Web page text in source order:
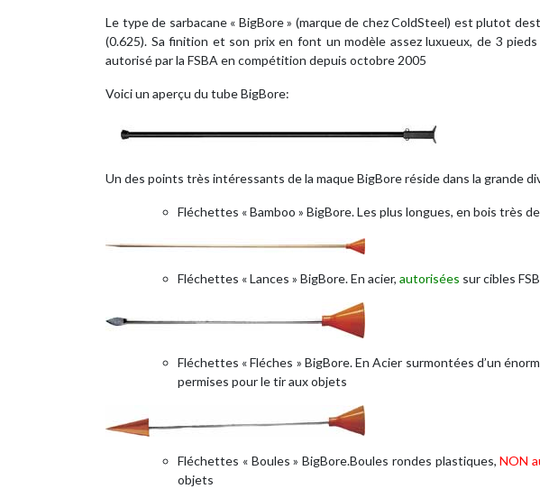
Le type de sarbacane « BigBore » (marque de chez ColdSteel) est plutot
(0.625). Sa finition et son prix en font un modèle assez luxueux, de 3
autorisé par la FSBA en compétition depuis octobre 2005
Voici un aperçu du tube BigBore:
Un des points très intéressants de la maque BigBore réside dans la grande
Fléchettes « Bamboo » BigBore. Les plus longues, en bois très
Fléchettes « Lances » BigBore. En acier, autorisées sur cibles
Fléchettes « Fléches » BigBore. En Acier surmontées d’un
permises pour le tir aux objets
Fléchettes « Boules » BigBore.Boules rondes plastiques,NON
objets